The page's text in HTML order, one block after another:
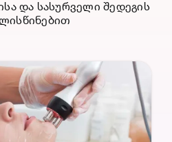
და სასურველი შედეგის